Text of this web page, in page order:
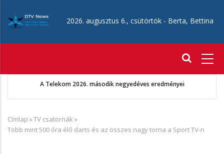
tartalomra
2026. augusztus 6., csütörtök - Berta, Bettina
A Telekom 2026. második negyedéves eredményei
Morzsa
Címlap »TV csatornák »
Több mint 500 óra élő darts és az összes nagy torna a Sport TV-n